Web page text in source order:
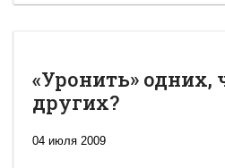
«Уронить» одних,
других?
04 июля 2009